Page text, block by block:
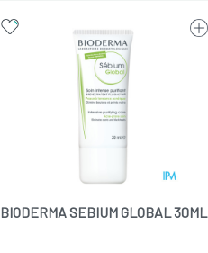
BIODERMA SEBIUM GLOBAL 30ML